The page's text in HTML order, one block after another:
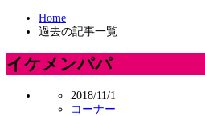
Home
過去の記事一覧
イケメンパパ
2018/11/1
コーナー